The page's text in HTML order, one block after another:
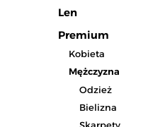
Len
Premium
Kobieta
Mężczyzna
Odzież
Bielizna